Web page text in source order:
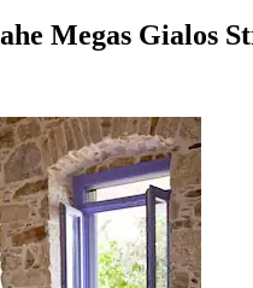
Megas Gialos